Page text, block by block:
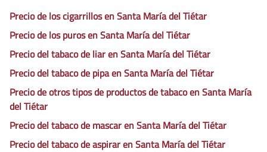
Precio de los cigarrillos en Santa María del Tiétar
Precio de los puros en Santa María del Tiétar
Precio del tabaco de liar en Santa María del Tiétar
Precio del tabaco de pipa en Santa María del Tiétar
Precio de otros tipos de productos de tabaco en Santa María
del Tiétar
Precio del tabaco de mascar en Santa María del Tiétar
Precio del tabaco de aspirar en Santa María del Tiétar